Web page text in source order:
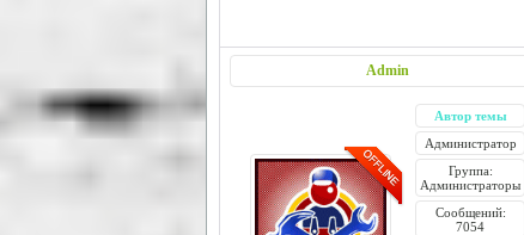
Admin
Автор темы
Администратор
Группа:
Администраторы
Сообщений:
7054